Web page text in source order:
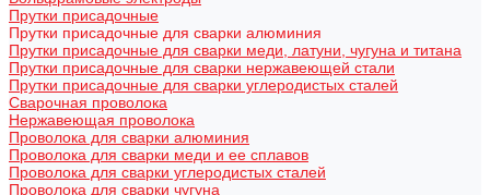
Прутки присадочные
Прутки присадочные для сварки алюминия
Прутки присадочные для сварки меди, латуни, чугуна и титана
Прутки присадочные для сварки нержавеющей стали
Прутки присадочные для сварки углеродистых сталей
Сварочная проволока
Нержавеющая проволока
Проволока для сварки алюминия
Проволока для сварки меди и ее сплавов
Проволока для сварки углеродистых сталей
Проволока для сварки чугуна